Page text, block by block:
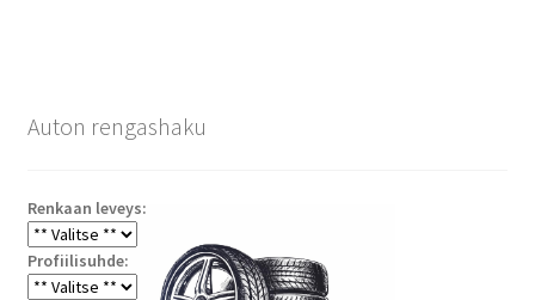
Auton rengashaku
Renkaan leveys:
Profiilisuhde: